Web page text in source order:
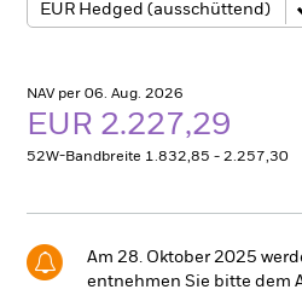
NAV per 06. Aug. 2026
EUR 2.227,29
52W-Bandbreite 1.832,85 - 2.257,30
Am 28. Oktober 2025
entnehmen Sie bitte dem